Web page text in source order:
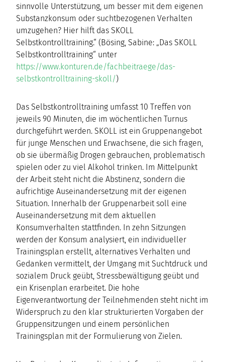
sinnvolle Unterstützung, um besser mit dem eigenen
Substanzkonsum oder suchtbezogenen Verhalten
umzugehen? Hier hilft das SKOLL
Selbstkontrolltraining.“ (Bösing, Sabine: „Das SKOLL
Selbstkontrolltraining“ unter
https://www.konturen.de/fachbeitraege/das-
selbstkontrolltraining-skoll/)
Das Selbstkontrolltraining umfasst 10 Treffen von
jeweils 90 Minuten, die im wöchentlichen Turnus
durchgeführt werden. SKOLL ist ein Gruppenangebot
für junge Menschen und Erwachsene, die sich fragen,
ob sie übermäßig Drogen gebrauchen, problematisch
spielen oder zu viel Alkohol trinken. Im Mittelpunkt
der Arbeit steht nicht die Abstinenz, sondern die
aufrichtige Auseinandersetzung mit der eigenen
Situation. Innerhalb der Gruppenarbeit soll eine
Auseinandersetzung mit dem aktuellen
Konsumverhalten stattfinden. In zehn Sitzungen
werden der Konsum analysiert, ein individueller
Trainingsplan erstellt, alternatives Verhalten und
Gedanken vermittelt, der Umgang mit Suchtdruck und
sozialem Druck geübt, Stressbewältigung geübt und
ein Krisenplan erarbeitet. Die hohe
Eigenverantwortung der Teilnehmenden steht nicht im
Widerspruch zu den klar strukturierten Vorgaben der
Gruppensitzungen und einem persönlichen
Trainingsplan mit der Formulierung von Zielen.